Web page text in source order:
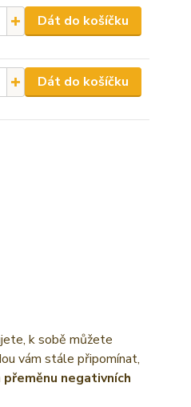
Dát do košíčku
Dát do košíčku
k sobě můžete
vám stále připomínat,
negativních